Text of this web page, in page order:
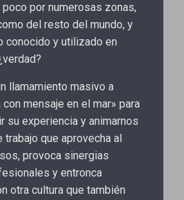
por numerosas zonas,
del resto del mundo, y
conocido y utilizado en
llamamiento masivo a
mensaje en el mar» para
su experiencia y animarnos
que aprovecha al
provoca sinergias
y entronca
otra cultura que también